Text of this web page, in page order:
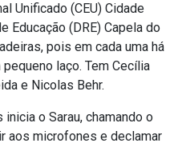
Unificado (CEU) Cidade
Educação (DRE) Capela do
pois em cada uma há
laço. Tem Cecília
e Nicolas Behr.
o Sarau, chamando o
aos microfones e declamar